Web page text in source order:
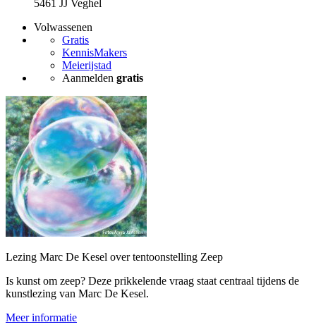
5461 JJ Veghel
Volwassenen
Gratis
KennisMakers
Meierijstad
Aanmelden gratis
Lezing Marc De Kesel over tentoonstelling Zeep
Is kunst om zeep? Deze prikkelende vraag staat centraal tijdens de
kunstlezing van Marc De Kesel.
Meer informatie